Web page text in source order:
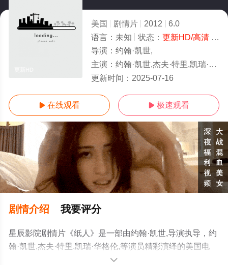
美国 剧情片 2012
6.0
语言： 未知 状态： 更新HD/高清- 免费在线观看
导演： 约翰·凯世,
主演： 约翰·凯世,杰夫·特里,凯瑞·华格伦,
更新时间： 2025-07-16
 在线观看  极速观看
剧情介绍 我要评分
星辰影院剧情片《纸人》是一部由约翰·凯世,导演执导，约
翰·凯世,杰夫·特里,凯瑞·华格伦,等演员精彩演绎的美国电
影，手机免费观看高清无删减完整版电影大全就来星辰电
